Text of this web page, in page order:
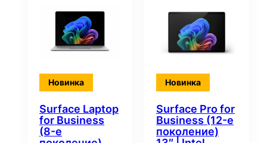
Новинка
Surface Laptop
for Business
(8-е
Новинка
Surface Pro for
Business (12-е
поколение)